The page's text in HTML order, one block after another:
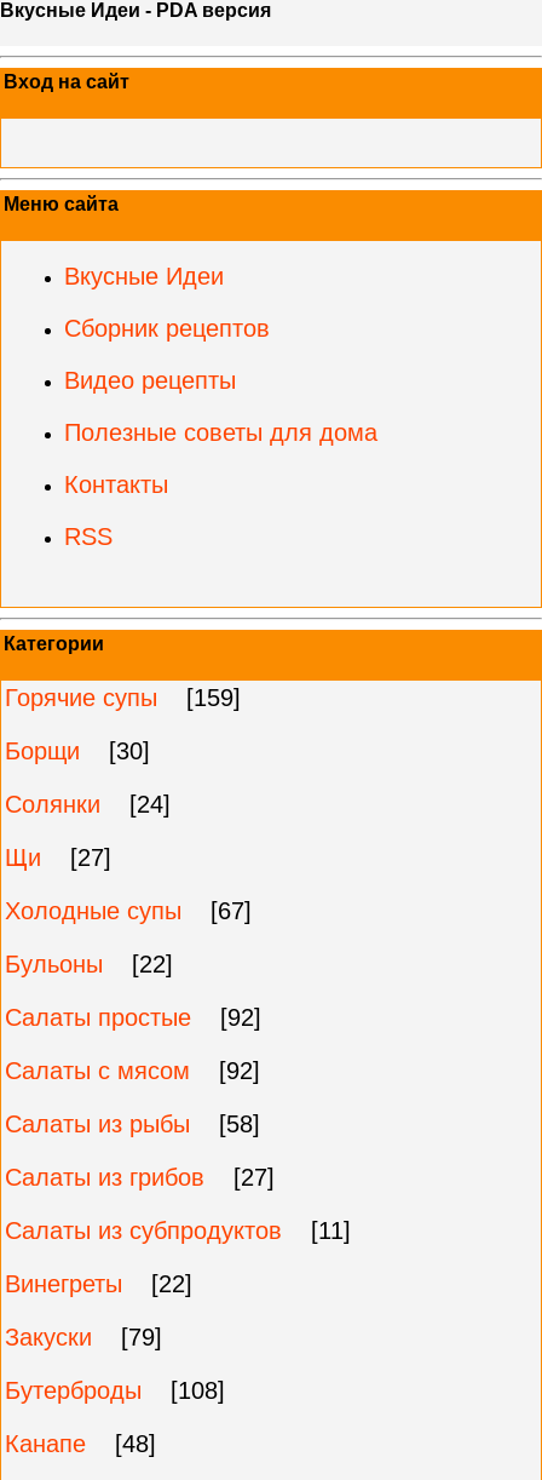
Вкусные Идеи - PDA версия
Вход на сайт
Меню сайта
Вкусные Идеи
Сборник рецептов
Видео рецепты
Полезные советы для дома
Контакты
RSS
Категории
Горячие супы
[159]
Борщи
[30]
Солянки
[24]
Щи
[27]
Холодные супы
[67]
Бульоны
[22]
Салаты простые
[92]
Салаты с мясом
[92]
Салаты из рыбы
[58]
Салаты из грибов
[27]
Салаты из субпродуктов
[11]
Винегреты
[22]
Закуски
[79]
Бутерброды
[108]
Канапе
[48]